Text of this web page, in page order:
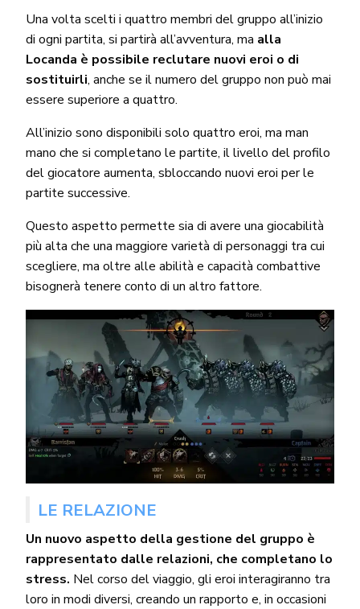
Una volta scelti i quattro membri del gruppo all’inizio
di ogni partita, si partirà all’avventura, ma alla
Locanda è possibile reclutare nuovi eroi o di
sostituirli, anche se il numero del gruppo non può mai
essere superiore a quattro.
All’inizio sono disponibili solo quattro eroi, ma man
mano che si completano le partite, il livello del profilo
del giocatore aumenta, sbloccando nuovi eroi per le
partite successive.
Questo aspetto permette sia di avere una giocabilità
più alta che una maggiore varietà di personaggi tra cui
scegliere, ma oltre alle abilità e capacità combattive
bisognerà tenere conto di un altro fattore.
LE RELAZIONE
Un nuovo aspetto della gestione del gruppo è
rappresentato dalle relazioni, che completano lo
stress. Nel corso del viaggio, gli eroi interagiranno tra
loro in modi diversi, creando un rapporto e, in occasioni